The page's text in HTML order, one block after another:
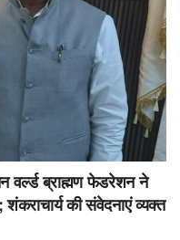
वर्ल्ड ब्राह्मण फेडरेशन ने
की संवेदनाएं व्यक्त